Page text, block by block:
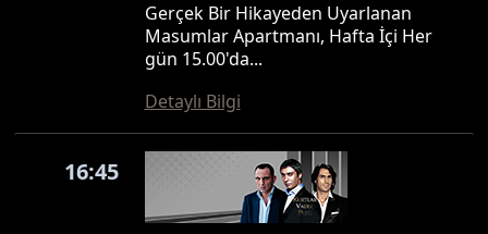
Gerçek Bir Hikayeden Uyarlanan
Masumlar Apartmanı, Hafta İçi Her
gün 15.00'da...
Detaylı Bilgi
16:45